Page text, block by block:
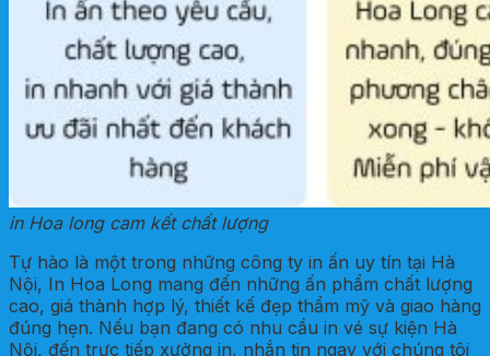
in Hoa long cam kết chất lượng
Tự hào là một trong những công ty in ấn uy tín tại Hà
Nội, In Hoa Long mang đến những ấn phẩm chất lượng
cao, giá thành hợp lý, thiết kế đẹp thẩm mỹ và giao hàng
đúng hẹn. Nếu bạn đang có nhu cầu in vé sự kiện Hà
Nội, đến trực tiếp xưởng in, nhắn tin ngay với chúng tôi